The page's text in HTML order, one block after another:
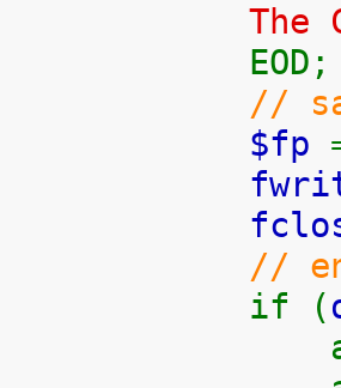
The
EOD;
//
$fp
//
if (